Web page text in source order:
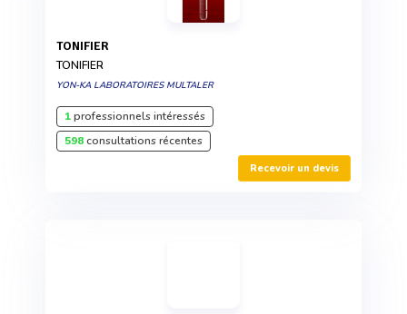
TONIFIER
TONIFIER
YON-KA LABORATOIRES MULTALER
1professionnels intéressés
598consultations récentes
Recevoir un devis